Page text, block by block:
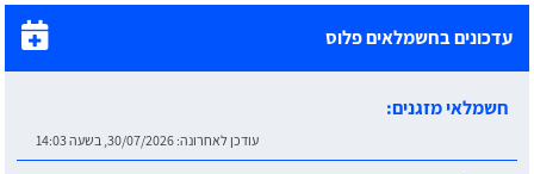
עדכונים בחשמלאים פלוס
חשמלאי דודים:
עודכן לאחרונה: 30/07/2026, בשעה 13:59